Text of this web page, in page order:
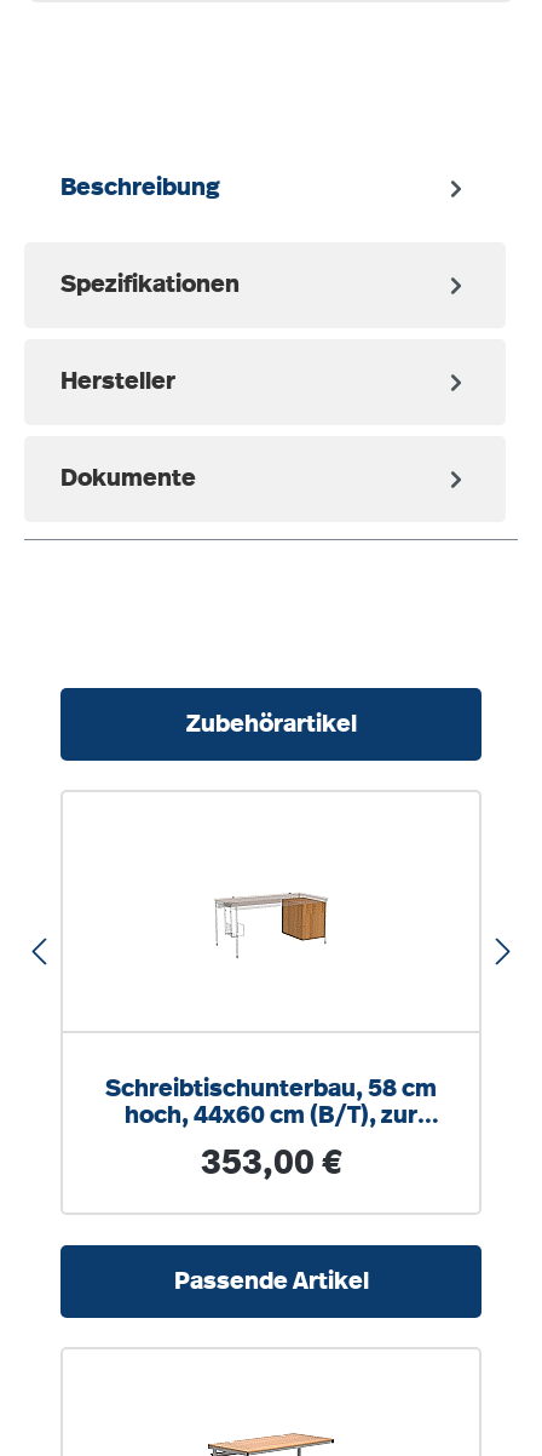
Beschreibung
Spezifikationen
Hersteller
Dokumente
Zubehörartikel
Schreibtischunterbau, 58 cm
hoch, 44x60 cm (B/T), zur
Regulärer Preis:
353,00 €
Passende Artikel